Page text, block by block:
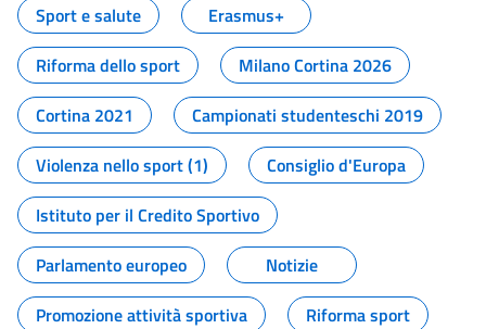
Sport e salute
Erasmus+
Riforma dello sport
Milano Cortina 2026
Cortina 2021
Campionati studenteschi 2019
Violenza nello sport (1)
Consiglio d'Europa
Istituto per il Credito Sportivo
Parlamento europeo
Notizie
Promozione attività sportiva
Riforma sport